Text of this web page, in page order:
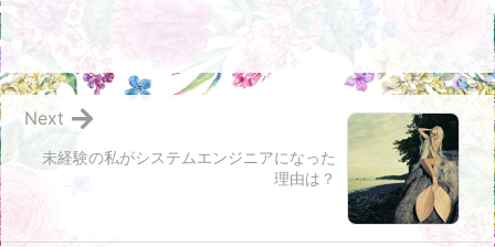
未経験の私がシステムエンジニアになった
理由は？
Next